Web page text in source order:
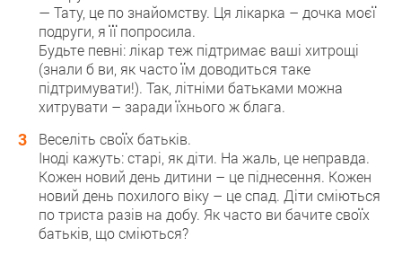
— Тату, це по знайомству. Ця лікарка – дочка моєї
подруги, я її попросила.
Будьте певні: лікар теж підтримає ваші хитрощі
(знали б ви, як часто їм доводиться таке
підтримувати!). Так, літніми батьками можна
хитрувати – заради їхнього ж блага.
Веселіть своїх батьків.
Іноді кажуть: старі, як діти. На жаль, це неправда.
Кожен новий день дитини – це піднесення. Кожен
новий день похилого віку – це спад. Діти сміються
по триста разів на добу. Як часто ви бачите своїх
батьків, що сміються?